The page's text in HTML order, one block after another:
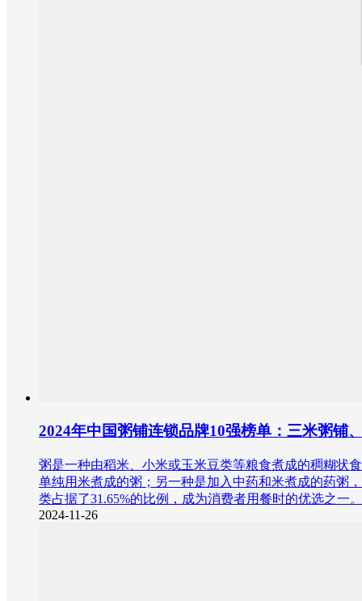
2024年中国粥铺连锁品牌10强榜单：三米粥铺
粥是一种由稻米、小米或玉米豆类等粮食煮成的稠糊状
单纯用米煮成的粥；另一种是加入中药和米煮成的药粥
类占据了31.65%的比例，成为消费者用餐时的优选之一。
2024-11-26